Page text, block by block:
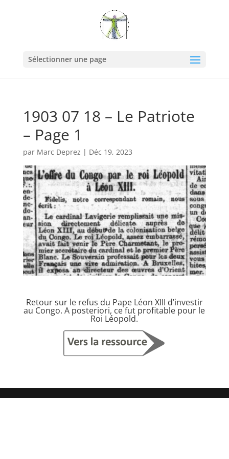
Sélectionner une page
1903 07 18 – Le Patriote
– Page 1
par Marc Deprez | Déc 19, 2023
Retour sur le refus du Pape Léon XIII d’investir
au Congo. A posteriori, ce fut profitable pour le
Roi Léopold.